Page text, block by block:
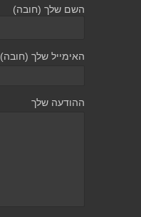
השם שלך (חובה)
האימייל שלך (חובה)
ההודעה שלך